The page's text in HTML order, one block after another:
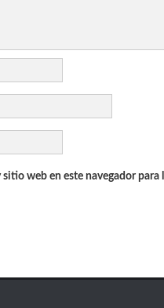
web en este navegador